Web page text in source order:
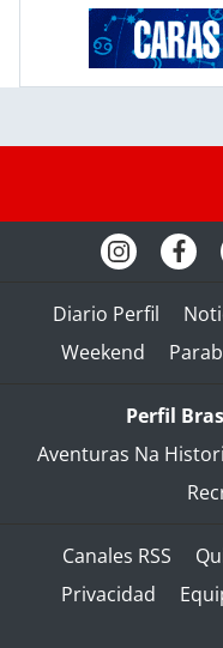
Diario Perfil
Weekend
Perfil
Aventuras Na
Canales RSS
Privacidad